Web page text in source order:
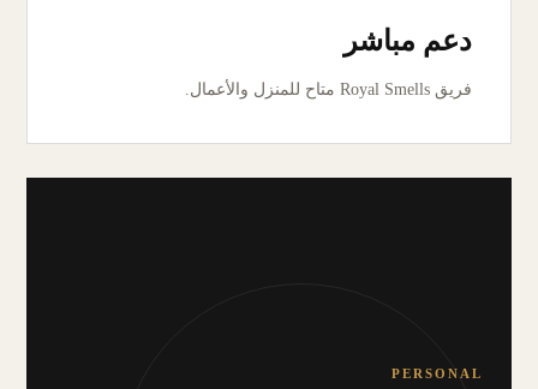
دعم مباشر
فريق Royal Smells متاح للمنزل والأعمال.
PERSONAL